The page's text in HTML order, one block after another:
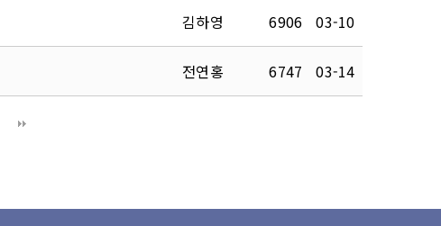
김하영 6906 03-10
전연홍 6747 03-14